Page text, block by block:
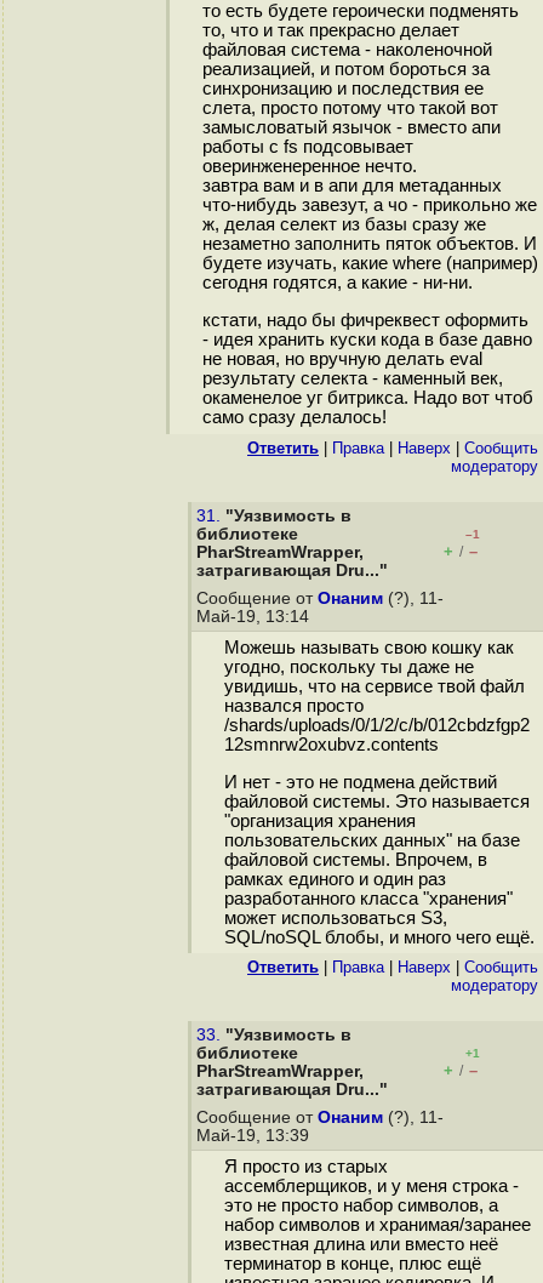
то есть будете героически подменять
то, что и так прекрасно делает
файловая система - наколеночной
реализацией, и потом бороться за
синхронизацию и последствия ее
слета, просто потому что такой вот
замысловатый язычок - вместо апи
работы с fs подсовывает
оверинженеренное нечто.
завтра вам и в апи для метаданных
что-нибудь завезут, а чо - прикольно же
ж, делая селект из базы сразу же
незаметно заполнить пяток объектов. И
будете изучать, какие where (например)
сегодня годятся, а какие - ни-ни.
кстати, надо бы фичреквест оформить
- идея хранить куски кода в базе давно
не новая, но вручную делать eval
результату селекта - каменный век,
окаменелое уг битрикса. Надо вот чтоб
само сразу делалось!
Ответить Правка| Наверх
Cообщить
модератору
31. "Уязвимость в
библиотеке
PharStreamWrapper,
затрагивающая Dru..."
–1
+ / –
Сообщение от Онаним (?), 11-
Май-19, 13:14
Можешь называть свою кошку как
угодно, поскольку ты даже не
увидишь, что на сервисе твой файл
назвался просто
/shards/uploads/0/1/2/c/b/012cbdzfgp2
12smnrw2oxubvz.contents
И нет - это не подмена действий
файловой системы. Это называется
"организация хранения
пользовательских данных" на базе
файловой системы. Впрочем, в
рамках единого и один раз
разработанного класса "хранения"
может использоваться S3,
SQL/noSQL блобы, и много чего ещё.
Ответить Правка| Наверх
Cообщить
модератору
33. "Уязвимость в
библиотеке
PharStreamWrapper,
затрагивающая Dru..."
+1
+ / –
Сообщение от Онаним (?), 11-
Май-19, 13:39
Я просто из старых
ассемблерщиков, и у меня строка -
это не просто набор символов, а
набор символов и хранимая/заранее
известная длина или вместо неё
терминатор в конце, плюс ещё